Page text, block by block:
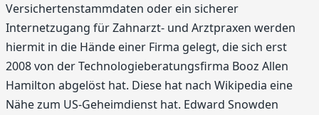
Versichertenstammdaten oder ein sicherer
Internetzugang für Zahnarzt- und Arztpraxen werden
hiermit in die Hände einer Firma gelegt, die sich erst
2008 von der Technologieberatungsfirma Booz Allen
Hamilton abgelöst hat. Diese hat nach Wikipedia eine
Nähe zum US-Geheimdienst hat. Edward Snowden